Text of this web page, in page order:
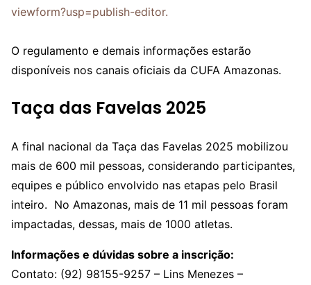
viewform?usp=publish-editor.
O regulamento e demais informações estarão
disponíveis nos canais oficiais da CUFA Amazonas.
Taça das Favelas 2025
A final nacional da Taça das Favelas 2025 mobilizou
mais de 600 mil pessoas, considerando participantes,
equipes e público envolvido nas etapas pelo Brasil
inteiro. No Amazonas, mais de 11 mil pessoas foram
impactadas, dessas, mais de 1000 atletas.
Informações e dúvidas sobre a inscrição:
Contato: (92) 98155-9257 – Lins Menezes –